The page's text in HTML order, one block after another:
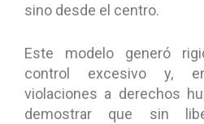
sino desde el centro.
Este modelo generó
control excesivo y,
violaciones a derechos
demostrar que sin